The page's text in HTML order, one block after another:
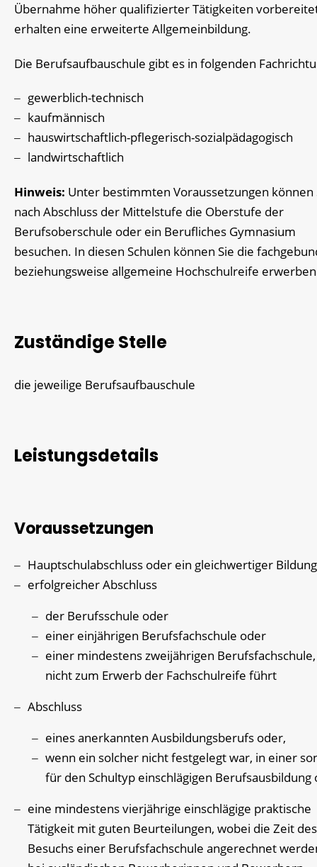
Übernahme höher qualifizierter Tätigkeiten
erhalten eine erweiterte Allgemeinbildung.
Die Berufsaufbauschule gibt es in folgenden
gewerblich-technisch
kaufmännisch
hauswirtschaftlich-pflegerisch-sozialpädagogisch
landwirtschaftlich
Hinweis: Unter bestimmten Voraussetzungen können
nach Abschluss der Mittelstufe die Oberstufe der
Berufsoberschule oder ein Berufliches Gymnasium
besuchen. In diesen Schulen können Sie die
beziehungsweise allgemeine Hochschulreife
Zuständige Stelle
die jeweilige Berufsaufbauschule
Leistungsdetails
Voraussetzungen
Hauptschulabschluss oder ein gleichwertiger
erfolgreicher Abschluss
der Berufsschule oder
einer einjährigen Berufsfachschule oder
einer mindestens zweijährigen
nicht zum Erwerb der Fachschulreife führt
Abschluss
eines anerkannten Ausbildungsberufs oder,
wenn ein solcher nicht festgelegt war, in einer
für den Schultyp einschlägigen Berufsausbildung
eine mindestens vierjährige einschlägige praktische
Tätigkeit mit guten Beurteilungen, wobei die Zeit des
Besuchs einer Berufsfachschule angerechnet